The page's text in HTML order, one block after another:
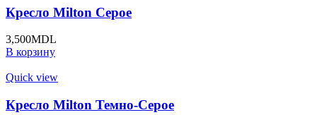
Кресло Milton Серое
3,500MDL
В корзину
Quick view
Кресло Milton Темно-Серое